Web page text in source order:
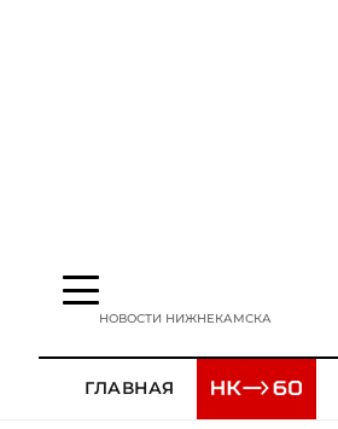
НОВОСТИ НИЖНЕКАМСКА
ГЛАВНАЯ